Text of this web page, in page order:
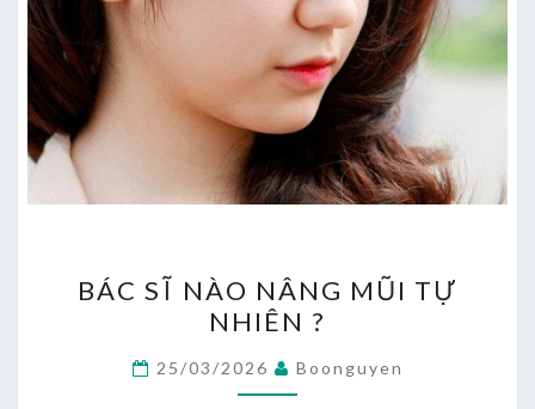
SĨ
NÀO
NÂNG
MŨI
BÁC SĨ NÀO NÂNG MŨI TỰ
NHIÊN ?
25/03/2026 Boonguyen